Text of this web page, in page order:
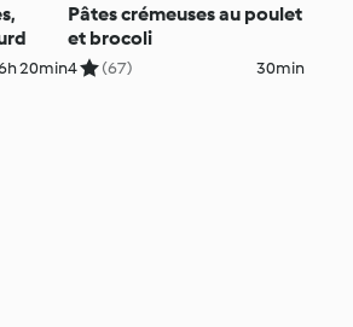
20min
Pâtes crémeuses au poulet
et brocoli
4 (67) 30min